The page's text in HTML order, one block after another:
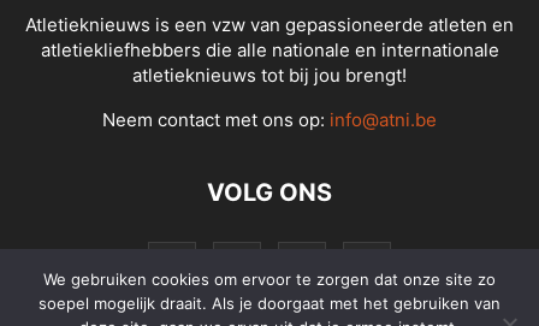
Atletieknieuws is een vzw van gepassioneerde atleten en
atletiekliefhebbers die alle nationale en internationale
atletieknieuws tot bij jou brengt!
Neem contact met ons op: info@atni.be
VOLG ONS
We gebruiken cookies om ervoor te zorgen dat onze site zo
soepel mogelijk draait. Als je doorgaat met het gebruiken van